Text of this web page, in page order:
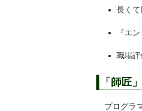
長く
『エ
職場
「師匠
プログラ